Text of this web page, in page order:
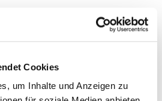
Cookies
um Inhalte und Anzeigen zu